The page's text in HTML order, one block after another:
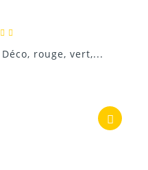
rouge, vert,...